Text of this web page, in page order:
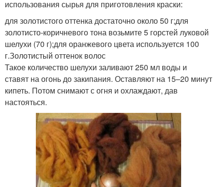
использования сырья для приготовления краски:
для золотистого оттенка достаточно около 50 г;для
золотисто-коричневого тона возьмите 5 горстей луковой
шелухи (70 г);для оранжевого цвета используется 100
г.Золотистый оттенок волос
Такое количество шелухи заливают 250 мл воды и
ставят на огонь до закипания. Оставляют на 15–20 минут
кипеть. Потом снимают с огня и охлаждают, дав
настояться.